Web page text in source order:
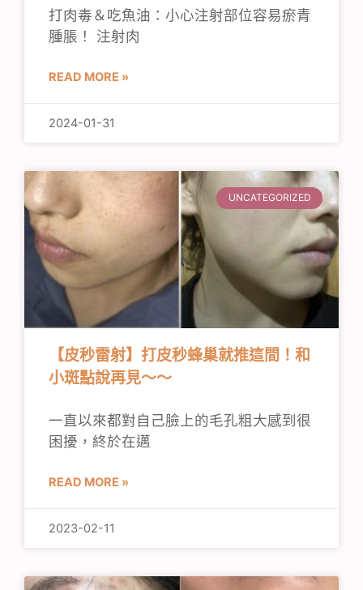
打肉毒＆吃魚油：小心注射部位容易瘀青
腫脹！ 注射肉
READ MORE »
2024-01-31
UNCATEGORIZED
【皮秒雷射】打皮秒蜂巢就推這間！和
小斑點說再見～～
一直以來都對自己臉上的毛孔粗大感到很
困擾，終於在邁
READ MORE »
2023-02-11